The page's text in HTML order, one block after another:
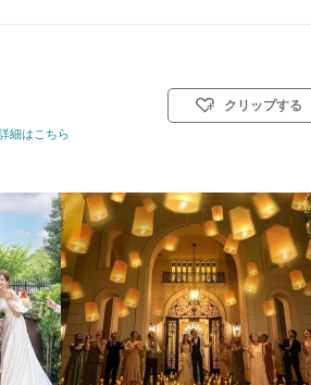
～ 120名 挙式スタイル: 教会式(キリスト教式)／人前式
細はこちら
クリップする